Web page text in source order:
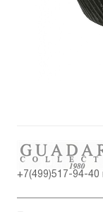
+7(499)517-94-40